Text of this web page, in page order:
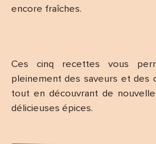
encore fraîches.
Ces cinq recettes vous
pleinement des saveurs et des
tout en découvrant de
délicieuses épices.